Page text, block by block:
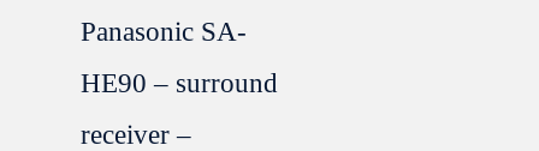
Panasonic SA-
HE90 – surround
receiver –